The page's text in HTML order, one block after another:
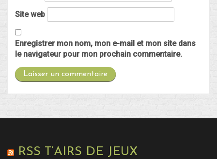
Site web
Enregistrer mon nom, mon e-mail et mon site dans
le navigateur pour mon prochain commentaire.
RSS T’AIRS DE JEUX